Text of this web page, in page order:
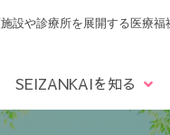
設や診療所を展開する医療福
SEIZANKAIを知る
ごあいさつ 理念
ケアよろず懇話会青葉区